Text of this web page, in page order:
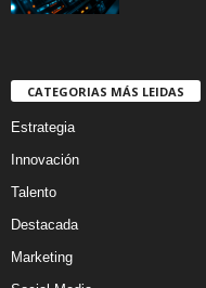
CATEGORIAS MÁS LEIDAS
Estrategia
Innovación
Talento
Destacada
Marketing